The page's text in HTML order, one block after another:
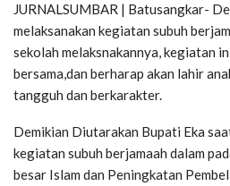
JURNALSUMBAR | Batusangkar-
melaksanakan kegiatan subuh
sekolah melaksnakannya, kegiatan
bersama,dan berharap akan lahir
tangguh dan berkarakter.
Demikian Diutarakan Bupati Eka
kegiatan subuh berjamaah dalam
besar Islam dan Peningkatan